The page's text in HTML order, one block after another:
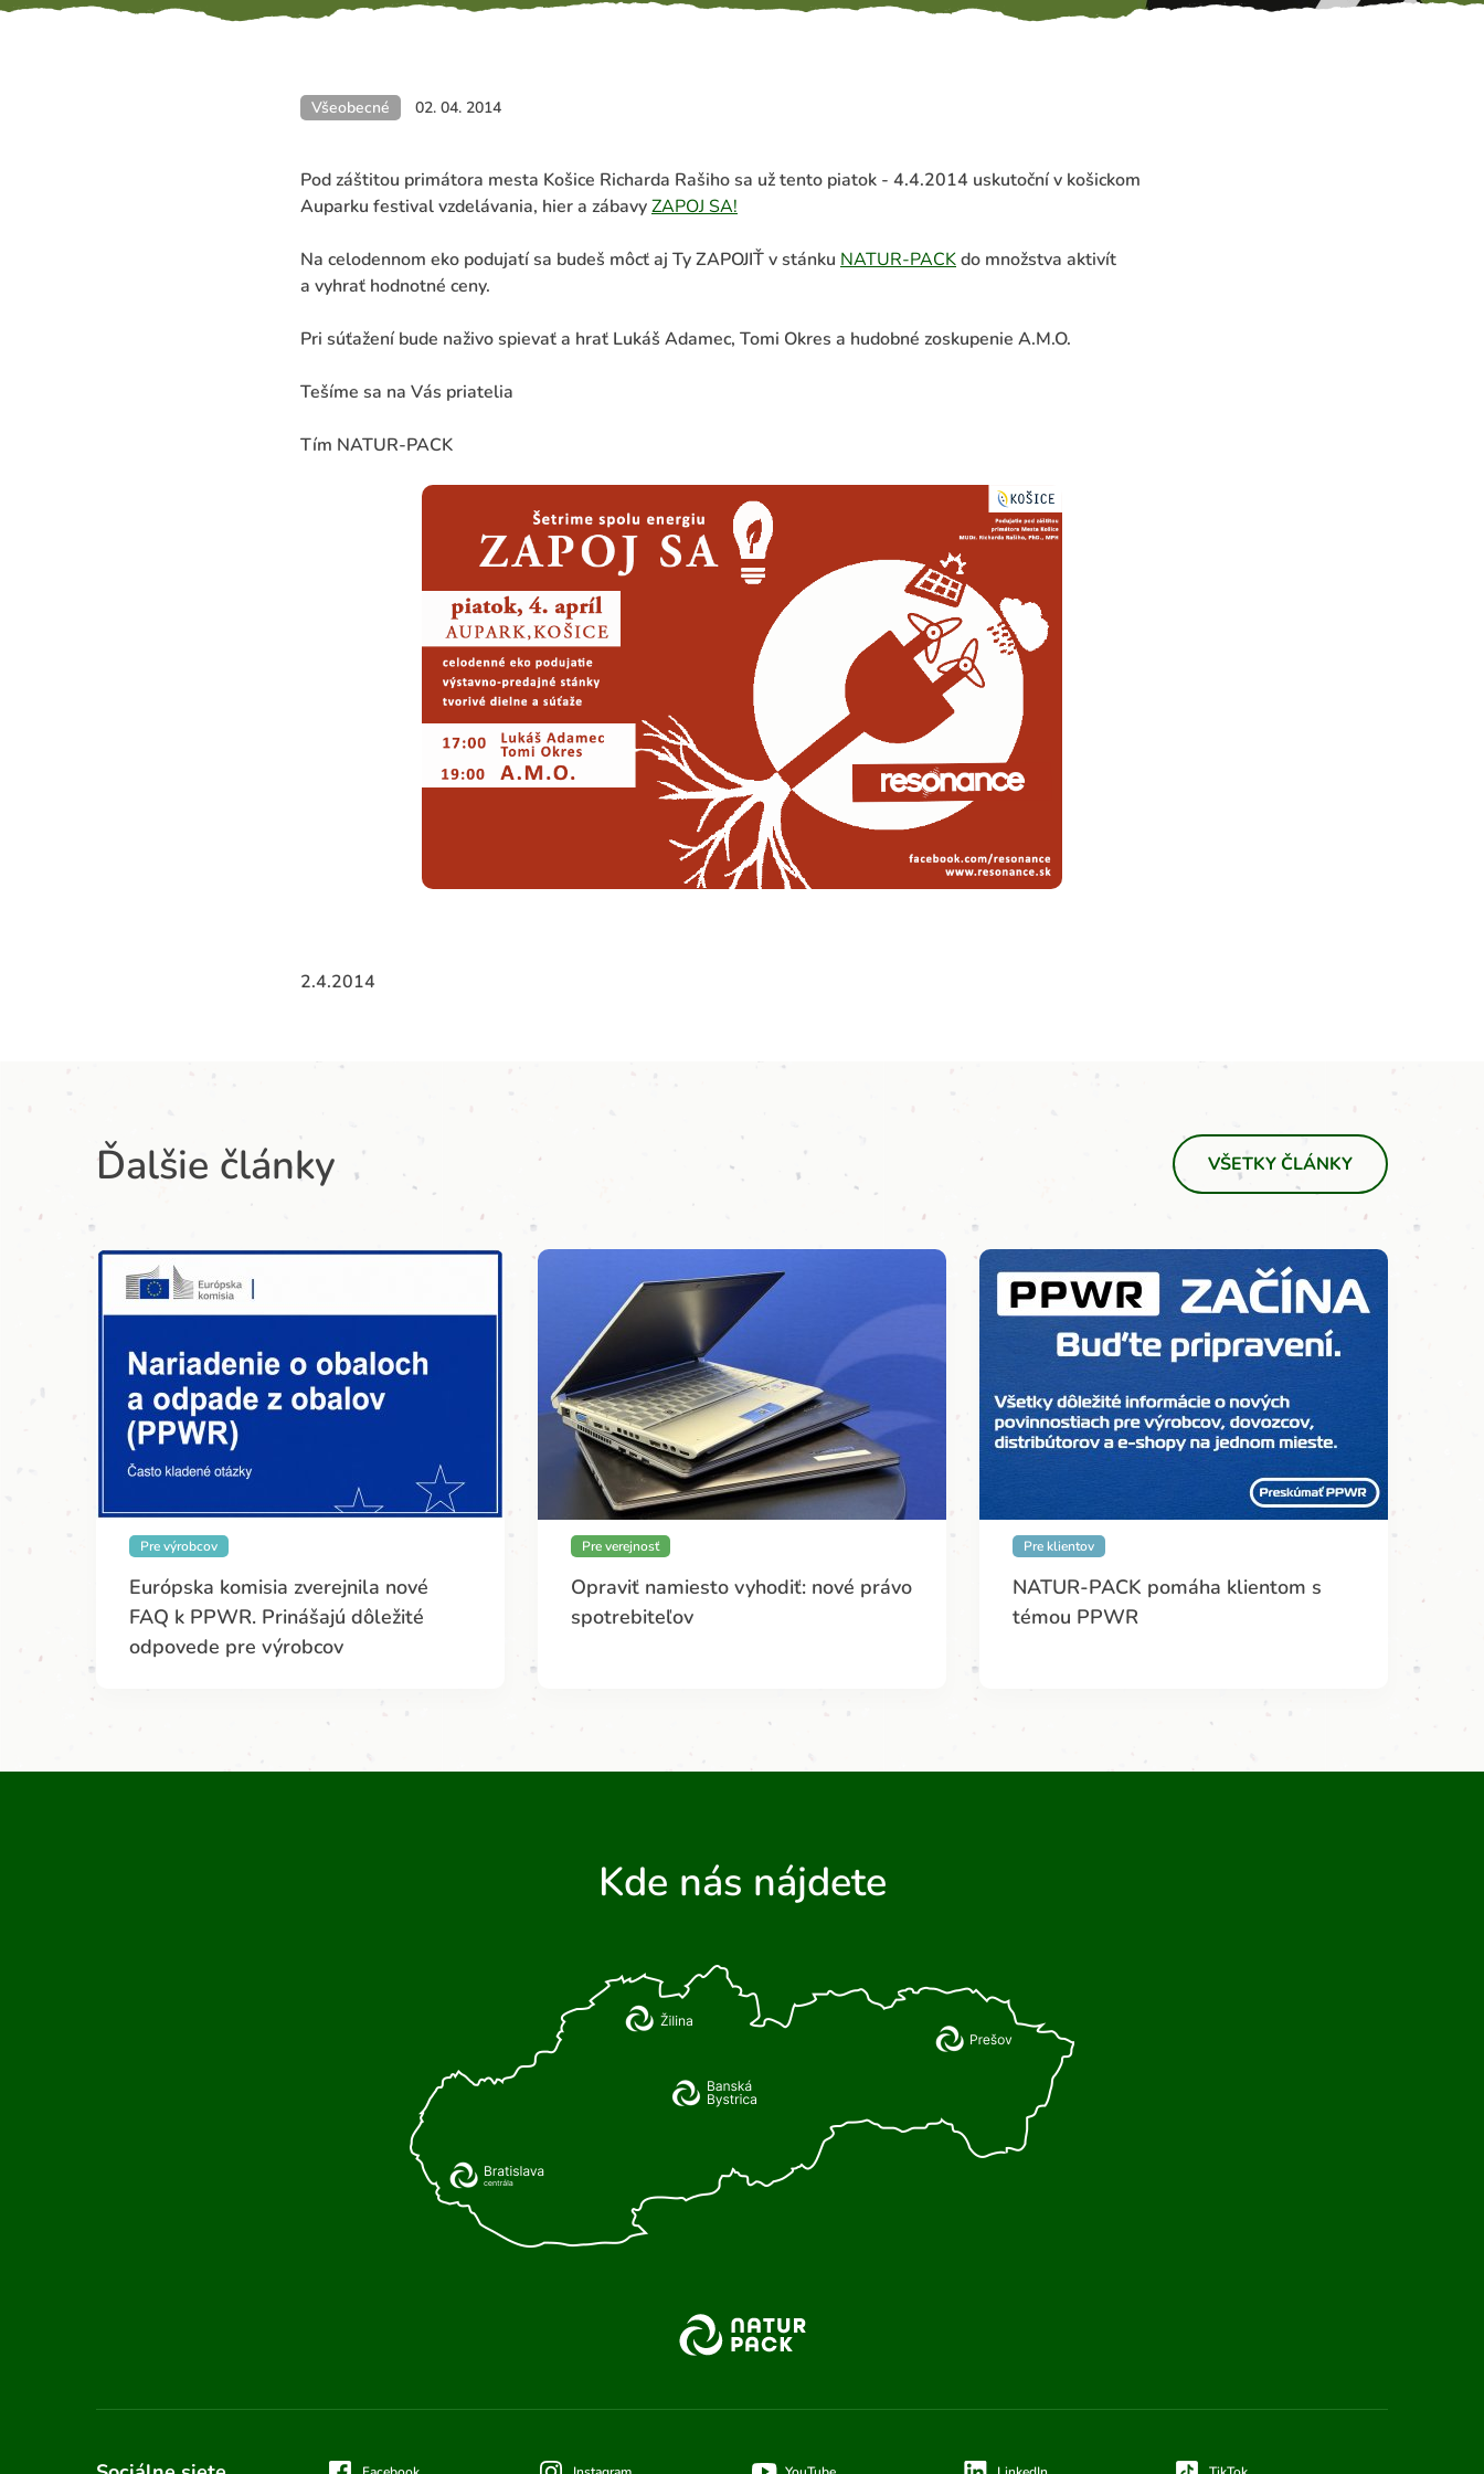
Všeobecné 02. 04. 2014
Pod záštitou primátora mesta Košice Richarda Rašiho sa už tento piatok - 4.4.2014 uskutoční v košickom
Auparku festival vzdelávania, hier a zábavyZAPOJ SA!
Na celodennom eko podujatí sa budeš môcť aj Ty ZAPOJIŤ v stánku NATUR-PACKdo množstva aktivít
a vyhrať hodnotné ceny.
Pri súťažení bude naživo spievať a hrať Lukáš Adamec, Tomi Okres a hudobné zoskupenie A.M.O.
Tešíme sa na Vás priatelia
Tím NATUR-PACK
2.4.2014
Ďalšie články VŠETKY ČLÁNKY
Pre výrobcov
Európska komisia zverejnila nové
FAQ k PPWR. Prinášajú dôležité
odpovede pre výrobcov
Pre verejnosť
Opraviť namiesto vyhodiť: nové právo
spotrebiteľov
Pre klientov
NATUR-PACK pomáha klientom s
témou PPWR
Kde nás nájdete